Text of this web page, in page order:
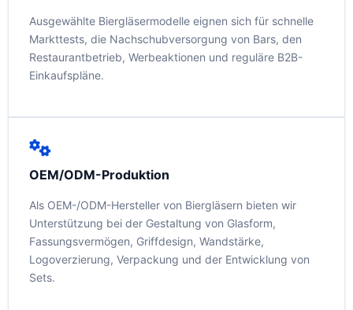
Ausgewählte Biergläsermodelle eignen sich für schnelle
Markttests, die Nachschubversorgung von Bars, den
Restaurantbetrieb, Werbeaktionen und reguläre B2B-
Einkaufspläne.
OEM/ODM-Produktion
Als OEM-/ODM-Hersteller von Biergläsern bieten wir
Unterstützung bei der Gestaltung von Glasform,
Fassungsvermögen, Griffdesign, Wandstärke,
Logoverzierung, Verpackung und der Entwicklung von
Sets.